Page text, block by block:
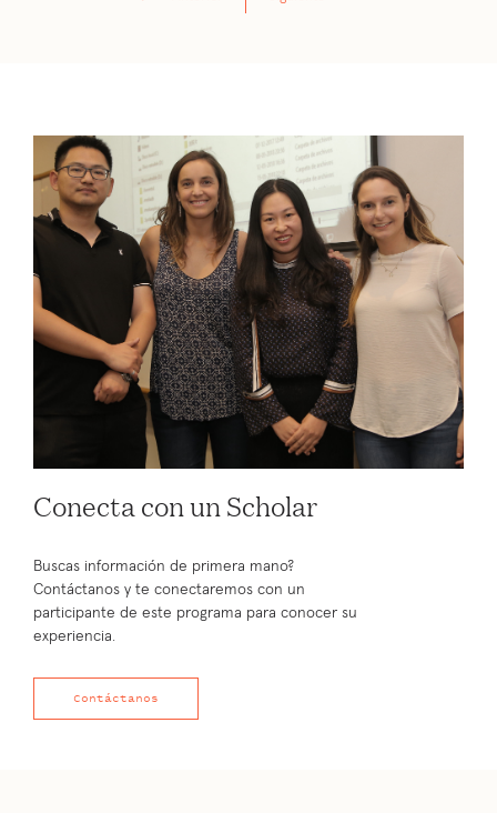
Conecta con un Scholar
Buscas información de primera mano?
Contáctanos y te conectaremos con un
participante de este programa para conocer su
experiencia.
Contáctanos